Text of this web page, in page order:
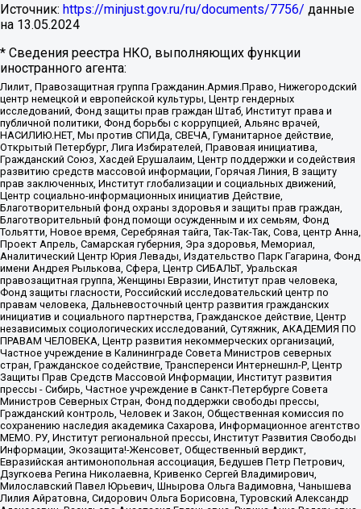
Источник: https://minjust.gov.ru/ru/documents/7756/ данные
на 13.05.2024
* Сведения реестра НКО, выполняющих функции
иностранного агента:
Лилит, Правозащитная группа Гражданин.Армия.Право, Нижегородский
центр немецкой и европейской культуры, Центр гендерных
исследований, Фонд защиты прав граждан Штаб, Институт права и
публичной политики, Фонд борьбы с коррупцией, Альянс врачей,
НАСИЛИЮ.НЕТ, Мы против СПИДа, СВЕЧА, Гуманитарное действие,
Открытый Петербург, Лига Избирателей, Правовая инициатива,
Гражданский Союз, Хасдей Ерушалаим, Центр поддержки и содействия
развитию средств массовой информации, Горячая Линия, В защиту
прав заключенных, Институт глобализации и социальных движений,
Центр социально-информационных инициатив Действие,
Благотворительный фонд охраны здоровья и защиты прав граждан,
Благотворительный фонд помощи осужденным и их семьям, Фонд
Тольятти, Новое время, Серебряная тайга, Так-Так-Так, Сова, центр Анна,
Проект Апрель, Самарская губерния, Эра здоровья, Мемориал,
Аналитический Центр Юрия Левады, Издательство Парк Гагарина, Фонд
имени Андрея Рылькова, Сфера, Центр СИБАЛЬТ, Уральская
правозащитная группа, Женщины Евразии, Институт прав человека,
Фонд защиты гласности, Российский исследовательский центр по
правам человека, Дальневосточный центр развития гражданских
инициатив и социального партнерства, Гражданское действие, Центр
независимых социологических исследований, Сутяжник, АКАДЕМИЯ ПО
ПРАВАМ ЧЕЛОВЕКА, Центр развития некоммерческих организаций,
Частное учреждение в Калининграде Совета Министров северных
стран, Гражданское содействие, Трансперенси Интернешнл-Р, Центр
Защиты Прав Средств Массовой Информации, Институт развития
прессы - Сибирь, Частное учреждение в Санкт-Петербурге Совета
Министров Северных Стран, Фонд поддержки свободы прессы,
Гражданский контроль, Человек и Закон, Общественная комиссия по
сохранению наследия академика Сахарова, Информационное агентство
МЕМО. РУ, Институт региональной прессы, Институт Развития Свободы
Информации, Экозащита!-Женсовет, Общественный вердикт,
Евразийская антимонопольная ассоциация, Бедушев Петр Петрович,
Дзугкоева Регина Николаевна, Кривенко Сергей Владимирович,
Милославский Павел Юрьевич, Шнырова Ольга Вадимовна, Чанышева
Лилия Айратовна, Сидорович Ольга Борисовна, Туровский Александр